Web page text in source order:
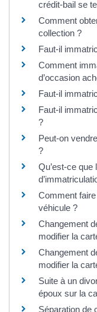
crédit-bail se
Comment
collection ?
Faut-il
Comment
d’occasion
Faut-il
Faut-il
?
Peut-on
?
Qu’est-ce
Comment faire
véhicule ?
Changement
modifier la
Changement
modifier la
Suite à un
époux sur la
Séparation de